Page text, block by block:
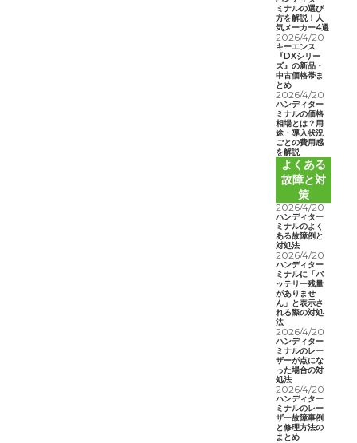
ミナルの選び
方を解説！人
気メーカー4選
2026/4/20
キーエンス
『DXシリー
ズ』の新品・
中古価格帯ま
とめ
2026/4/20
ハンディター
ミナルの価格
相場とは？用
途・導入状況
ごとの費用感
を解説
よくある
故障と対
策
2026/4/20
ハンディター
ミナルのよく
ある故障例と
対処法
2026/4/20
ハンディター
ミナルに「バ
ッテリー残量
がありませ
ん」と表示さ
れる際の対処
法
2026/4/20
ハンディター
ミナルのレー
ザーが点にな
った場合の対
処法
2026/4/20
ハンディター
ミナルのレー
ザー故障事例
と修理方法の
まとめ